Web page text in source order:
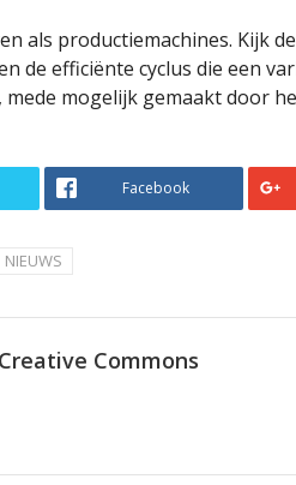
als productiemachines. Kijk
de efficiënte cyclus die een
mede mogelijk gemaakt door
Facebook
NIEUWS
Creative Commons